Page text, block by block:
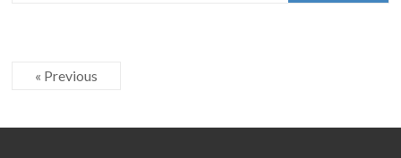
« Previous